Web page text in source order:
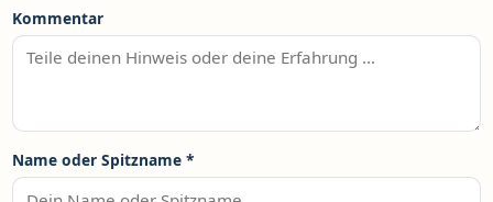
Kommentar
Name oder Spitzname *